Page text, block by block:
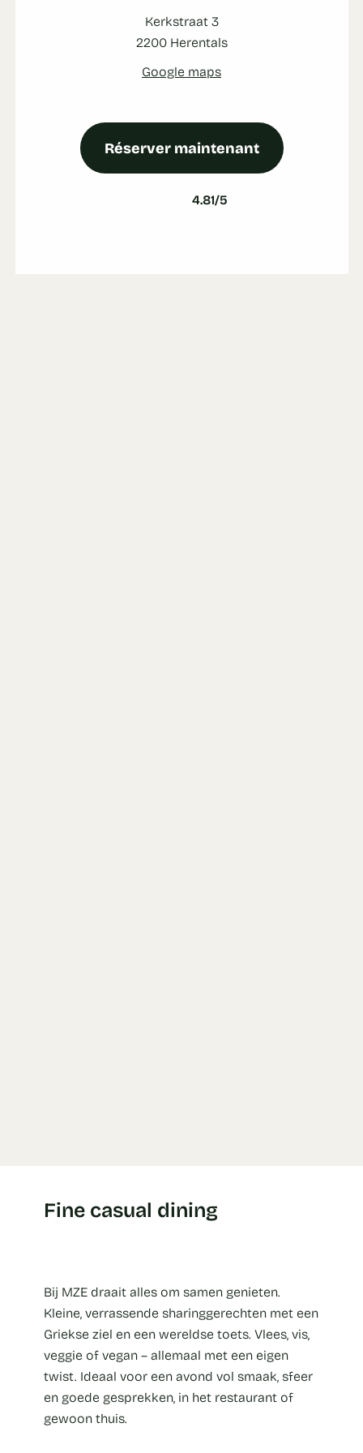
Kerkstraat 3
2200 Herentals
Google maps
Réserver maintenant
4.81/5
Fine casual dining
Bij MZE draait alles om samen genieten.
Kleine, verrassende sharinggerechten met een
Griekse ziel en een wereldse toets. Vlees, vis,
veggie of vegan – allemaal met een eigen
twist. Ideaal voor een avond vol smaak, sfeer
en goede gesprekken, in het restaurant of
gewoon thuis.